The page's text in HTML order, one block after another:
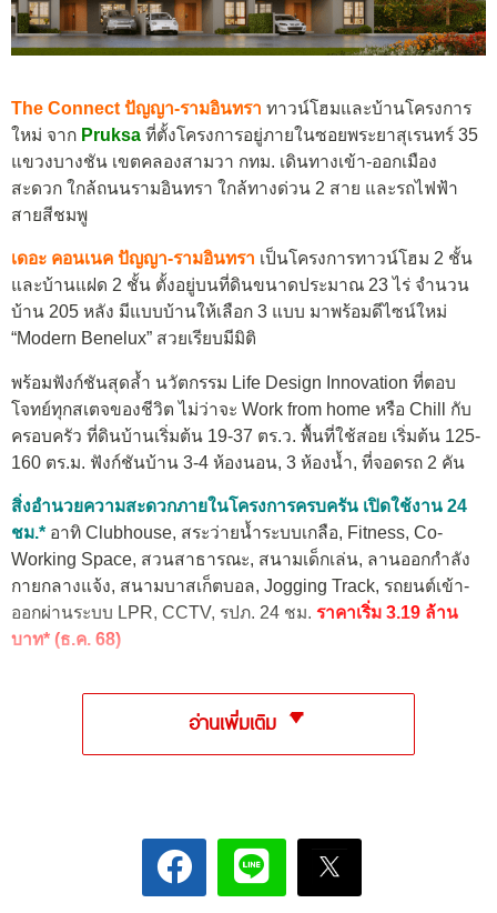
The Connect ปัญญา-รามอินทรา ทาวน์โฮมและบ้านโครงการ
ใหม่ จาก Pruksa ที่ตั้งโครงการอยู่ภายในซอยพระยาสุเรนทร์ 35
แขวงบางชัน เขตคลองสามวา กทม. เดินทางเข้า-ออกเมือง
สะดวก ใกล้ถนนรามอินทรา ใกล้ทางด่วน 2 สาย และรถไฟฟ้า
สายสีชมพู
เดอะ คอนเนค ปัญญา-รามอินทรา เป็นโครงการทาวน์โฮม 2 ชั้น
และบ้านแฝด 2 ชั้น ตั้งอยู่บนที่ดินขนาดประมาณ 23 ไร่ จำนวน
บ้าน 205 หลัง มีแบบบ้านให้เลือก 3 แบบ มาพร้อมดีไซน์ใหม่
“Modern Benelux” สวยเรียบมีมิติ
พร้อมฟังก์ชันสุดล้ำ นวัตกรรม Life Design Innovation ที่ตอบ
โจทย์ทุกสเตจของชีวิต ไม่ว่าจะ Work from home หรือ Chill กับ
ครอบครัว ที่ดินบ้านเริ่มต้น 19-37 ตร.ว. พื้นที่ใช้สอย เริ่มต้น 125-
160 ตร.ม. ฟังก์ชันบ้าน 3-4 ห้องนอน, 3 ห้องน้ำ, ที่จอดรถ 2 คัน
สิ่งอำนวยความสะดวกภายในโครงการครบครัน เปิดใช้งาน 24
ชม.* อาทิ Clubhouse, สระว่ายน้ำระบบเกลือ, Fitness, Co-
Working Space, สวนสาธารณะ, สนามเด็กเล่น, ลานออกกำลัง
กายกลางแจ้ง, สนามบาสเก็ตบอล, Jogging Track, รถยนต์เข้า-
ออกผ่านระบบ LPR, CCTV, รปภ. 24 ชม. ราคาเริ่ม 3.19 ล้าน
บาท* (ธ.ค. 68)
อ่านเพิ่มเติม